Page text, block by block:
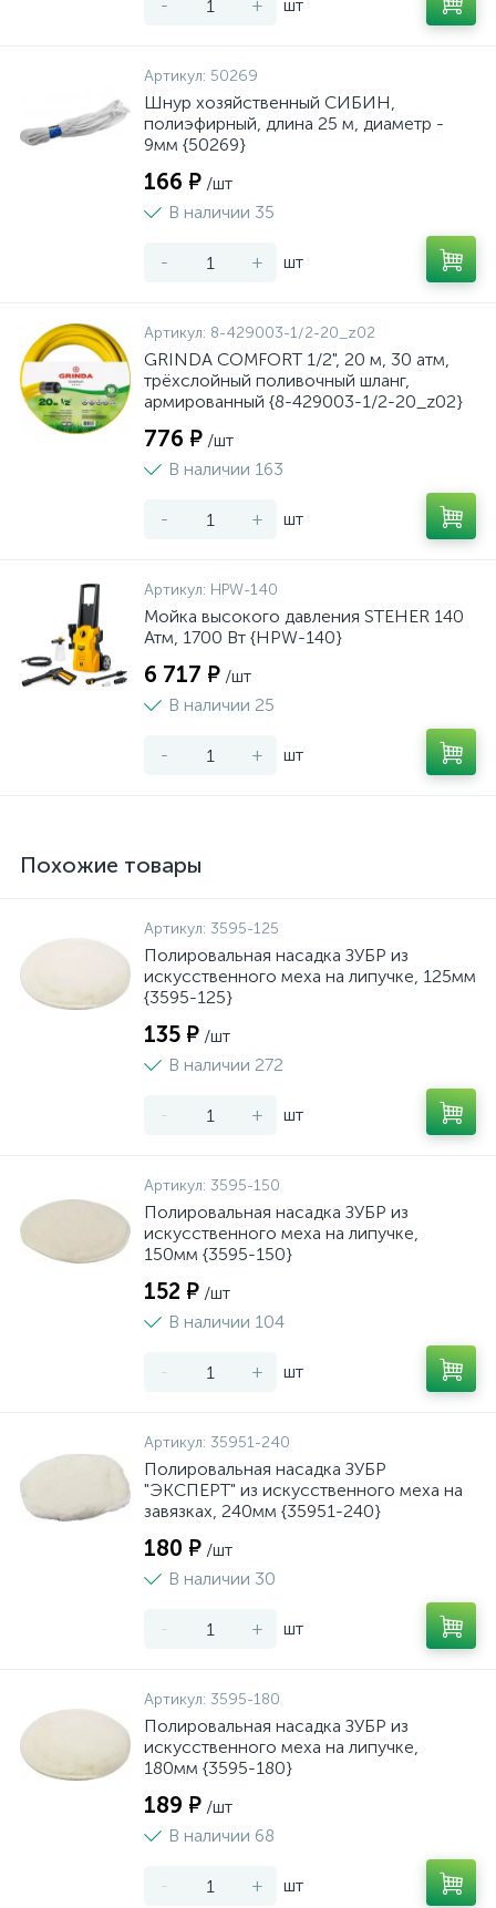
- + шт
Артикул: 50269
Шнур хозяйственный СИБИН,
полиэфирный, длина 25 м, диаметр -
9мм {50269}
166 ₽ /шт
В наличии 35
- + шт
Артикул: 8-429003-1/2-20_z02
GRINDA COMFORT 1/2", 20 м, 30 атм,
трёхслойный поливочный шланг,
армированный {8-429003-1/2-20_z02}
776 ₽ /шт
В наличии 163
- + шт
Артикул: HPW-140
Мойка высокого давления STEHER 140
Атм, 1700 Вт {HPW-140}
6 717 ₽ /шт
В наличии 25
- + шт
Похожие товары
Артикул: 3595-125
Полировальная насадка ЗУБР из
искусственного меха на липучке, 125мм
{3595-125}
135 ₽ /шт
В наличии 272
- + шт
Артикул: 3595-150
Полировальная насадка ЗУБР из
искусственного меха на липучке,
150мм {3595-150}
152 ₽ /шт
В наличии 104
- + шт
Артикул: 35951-240
Полировальная насадка ЗУБР
"ЭКСПЕРТ" из искусственного меха на
завязках, 240мм {35951-240}
180 ₽ /шт
В наличии 30
- + шт
Артикул: 3595-180
Полировальная насадка ЗУБР из
искусственного меха на липучке,
180мм {3595-180}
189 ₽ /шт
В наличии 68
- + шт